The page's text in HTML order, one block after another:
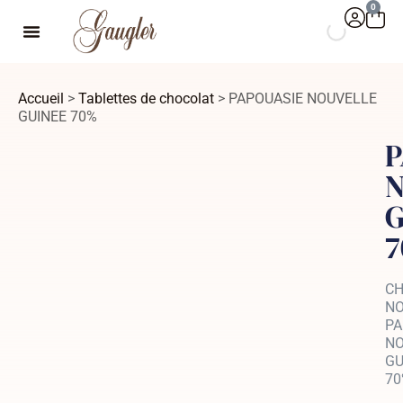
0
Accueil > Tablettes de chocolat > PAPOUASIE NOUVELLE
GUINEE 70%